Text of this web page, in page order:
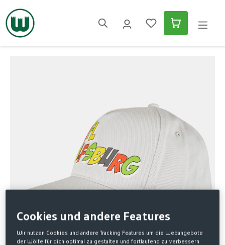
springen
Cookies und andere Features
Wir nutzen Cookies und andere Tracking Features um die Webangebote
der Wölfe für dich optimal zu gestalten und fortlaufend zu verbessern